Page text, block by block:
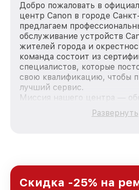
Добро пожаловать в
центр Canon в городе
предлагаем
обслуживание устройств
жителей города и
команда состоит из
специалистов, которые
свою квалификацию, чтобы
лучший сервис.
Миссия нашего центра —
качественный и доступный
каждого пользователя
Санкт-Петербурге,
Развернуть
Скидка -25% на